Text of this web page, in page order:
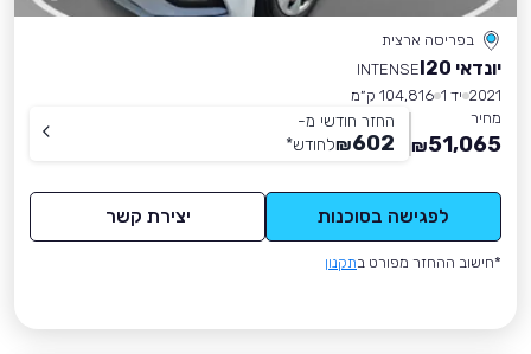
בפריסה ארצית
יונדאי I20
INTENSE
2021 יד 1
104,816 ק״מ
מחיר
51,065
₪
החזר חודשי מ-
602
₪לחודש*
לפגישה בסוכנות יצירת קשר
*חישוב ההחזר מפורט בתקנון